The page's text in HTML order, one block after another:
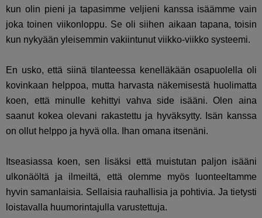
kun olin pieni ja tapasimme veljieni kanssa isäämme vain
joka toinen viikonloppu. Se oli siihen aikaan tapana, toisin
kun nykyään yleisemmin vakiintunut viikko-viikko systeemi.
En usko, että siinä tilanteessa kenelläkään osapuolella oli
kovinkaan helppoa, mutta harvasta näkemisestä huolimatta
koen, että minulle kehittyi vahva side isääni. Olen aina
saanut kokea olevani rakastettu ja hyväksytty. Isän kanssa
on ollut helppo ja hyvä olla. Ihan omana itsenäni.
Itseasiassa koen, sen lisäksi että muistutan paljon isääni
ulkonäöltä ja ilmeiltä, että olemme myös luonteeltamme
hyvin samanlaisia. Sellaisia rauhallisia ja pohtivia. Ja tietysti
loistavalla huumorintajulla varustettuja.